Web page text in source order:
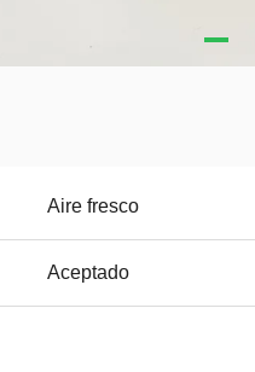
Aire fresco
Aceptado